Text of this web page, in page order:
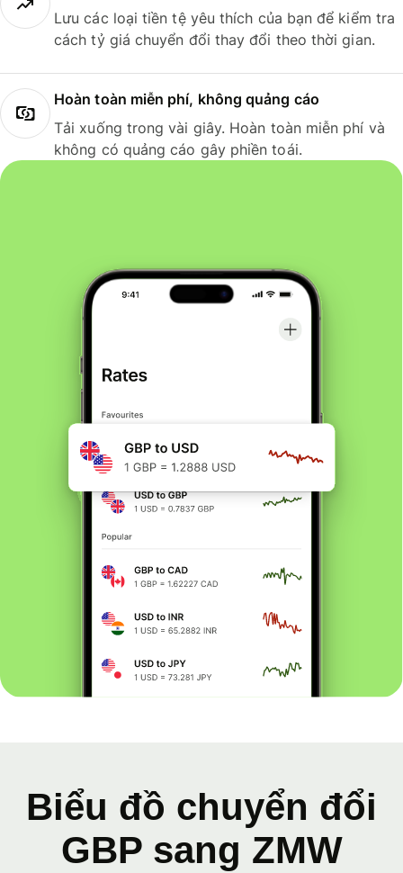
Lưu các loại tiền tệ yêu thích của bạn để kiểm tra
cách tỷ giá chuyển đổi thay đổi theo thời gian.
Hoàn toàn miễn phí, không quảng cáo
Tải xuống trong vài giây. Hoàn toàn miễn phí và
không có quảng cáo gây phiền toái.
Biểu đồ chuyển đổi
GBP sang ZMW